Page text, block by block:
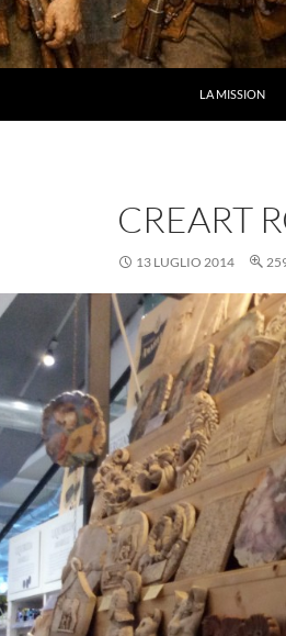
LA MISSION
CREART
13 LUGLIO 2014